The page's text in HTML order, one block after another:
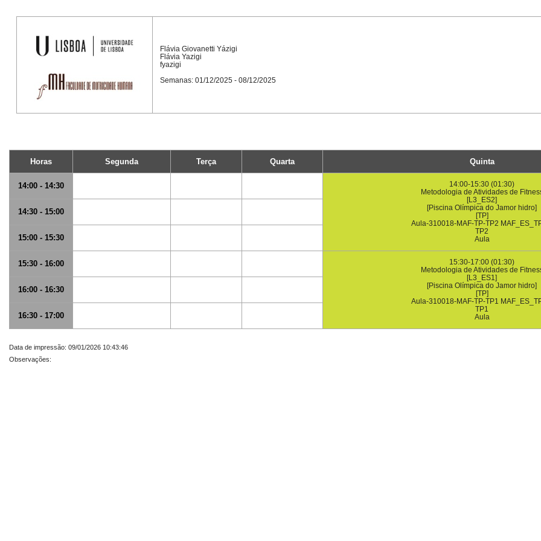
Flávia Giovanetti Yázigi
Flávia Yazigi
fyazigi
Semanas: 01/12/2025 - 08/12/2025
Horas Segunda Terça Quarta Quinta
14:00 - 14:30
14:00-15:30 (01:30)
Metodologia de Atividades de
[L3_ES2]
[Piscina Olímpica do Jamor hidro]
[TP]
Aula-310018-MAF-TP-TP2
TP2
Aula
14:30 - 15:00
15:00 - 15:30
15:30 - 16:00
15:30-17:00 (01:30)
Metodologia de Atividades de
[L3_ES1]
[Piscina Olímpica do Jamor hidro]
[TP]
Aula-310018-MAF-TP-TP1
TP1
Aula
16:00 - 16:30
16:30 - 17:00
Data de impressão: 09/01/2026 10:43:46
Observações: